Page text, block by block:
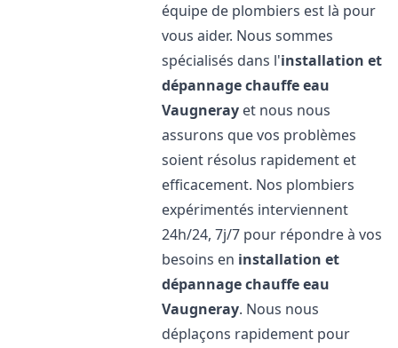
équipe de plombiers est là pour
vous aider. Nous sommes
spécialisés dans l'installation et
dépannage chauffe eau
Vaugneray et nous nous
assurons que vos problèmes
soient résolus rapidement et
efficacement. Nos plombiers
expérimentés interviennent
24h/24, 7j/7 pour répondre à vos
besoins en installation et
dépannage chauffe eau
Vaugneray. Nous nous
déplaçons rapidement pour